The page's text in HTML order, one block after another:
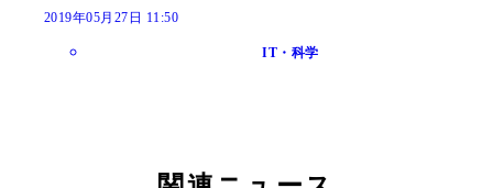
2019年05月27日 11:50
IT・科学